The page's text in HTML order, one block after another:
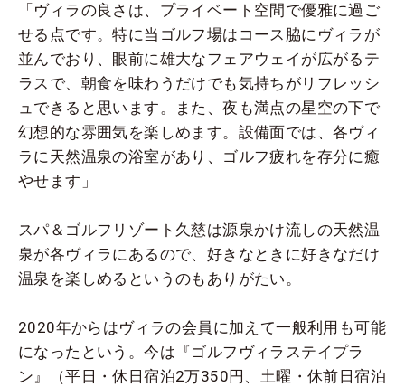
「ヴィラの良さは、プライベート空間で優雅に過ご
せる点です。特に当ゴルフ場はコース脇にヴィラが
並んでおり、眼前に雄大なフェアウェイが広がるテ
ラスで、朝食を味わうだけでも気持ちがリフレッシ
ュできると思います。また、夜も満点の星空の下で
幻想的な雰囲気を楽しめます。設備面では、各ヴィ
ラに天然温泉の浴室があり、ゴルフ疲れを存分に癒
やせます」
スパ＆ゴルフリゾート久慈は源泉かけ流しの天然温
泉が各ヴィラにあるので、好きなときに好きなだけ
温泉を楽しめるというのもありがたい。
2020年からはヴィラの会員に加えて一般利用も可能
になったという。今は『ゴルフヴィラステイプラ
ン』（平日・休日宿泊2万350円、土曜・休前日宿泊